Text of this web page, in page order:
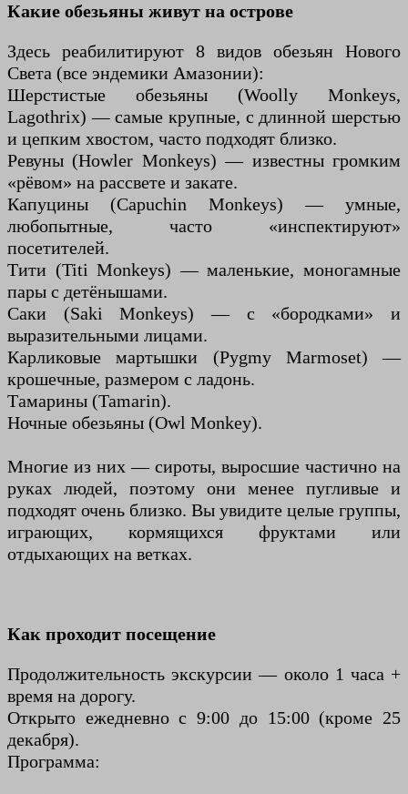
Какие обезьяны живут на острове
Здесь реабилитируют 8 видов обезьян Нового
Света (все эндемики Амазонии):
Шерстистые обезьяны (Woolly Monkeys,
Lagothrix) — самые крупные, с длинной шерстью
и цепким хвостом, часто подходят близко.
Ревуны (Howler Monkeys) — известны громким
«рёвом» на рассвете и закате.
Капуцины (Capuchin Monkeys) — умные,
любопытные, часто «инспектируют»
посетителей.
Тити (Titi Monkeys) — маленькие, моногамные
пары с детёнышами.
Саки (Saki Monkeys) — с «бородками» и
выразительными лицами.
Карликовые мартышки (Pygmy Marmoset) —
крошечные, размером с ладонь.
Тамарины (Tamarin).
Ночные обезьяны (Owl Monkey).
Многие из них — сироты, выросшие частично на
руках людей, поэтому они менее пугливые и
подходят очень близко. Вы увидите целые группы,
играющих, кормящихся фруктами или
отдыхающих на ветках.
Как проходит посещение
Продолжительность экскурсии — около 1 часа +
время на дорогу.
Открыто ежедневно с 9:00 до 15:00 (кроме 25
декабря).
Программа: